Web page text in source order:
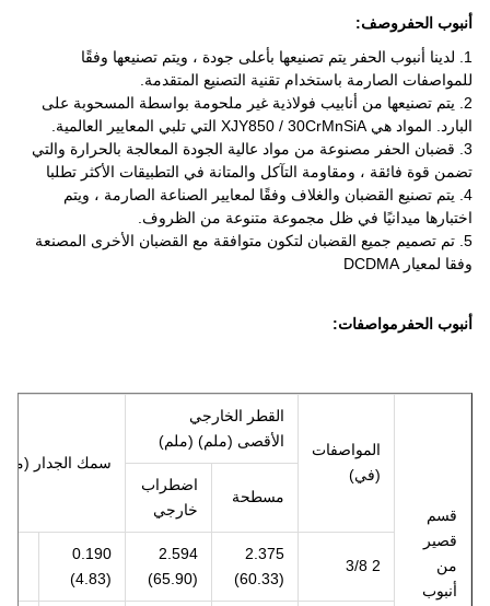
أنبوب الحفر وصف:
1. لدينا
أنبوب الحفر يتم تصنيعها بأعلى جودة ، ويتم تصنيعها وفقًا
للمواصفات الصارمة باستخدام تقنية التصنيع المتقدمة.
2. يتم تصنيعها من أنابيب فولاذية غير ملحومة بواسطة المسحوبة على
البارد. المواد هي XJY850 / 30CrMnSiA التي تلبي المعايير العالمية.
3. قضبان الحفر مصنوعة من مواد عالية الجودة المعالجة بالحرارة والتي
تضمن قوة فائقة ، ومقاومة التآكل والمتانة في التطبيقات الأكثر تطلبا
4. يتم تصنيع القضبان والغلاف وفقًا لمعايير الصناعة الصارمة ، ويتم
اختبارها ميدانيًا في ظل مجموعة متنوعة من الظروف.
5. تم تصميم جميع القضبان لتكون متوافقة مع القضبان الأخرى المصنعة
وفقا لمعيار DCDMA
أنبوب الحفر مواصفات:
قسم
قصير
من
أنبوب
المواصفات
(في)
القطر الخارجي
الأقصى (ملم) (ملم)
سمك الجدار (مم)
مسطحة
اضطراب
خارجي
2 3/8
2.375
(60.33)
2.594
(65.90)
0.190
(4.83)